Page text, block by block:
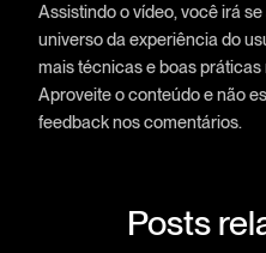
Assistindo o vídeo, você irá
universo da experiência do
mais técnicas e boas práticas
Aproveite o conteúdo e não
feedback nos comentários.
Posts